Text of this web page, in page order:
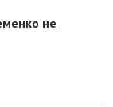
не